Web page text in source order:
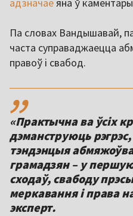
адзначаеяна ў
Па словах Вандышавай,
часта суправаджаецца
правоў і свабод.
,,
«Практычна ва ўсіх
дэманструюць
тэндэнцыя
грамадзян – у
сходаў, свабоду
меркавання і права
эксперт.